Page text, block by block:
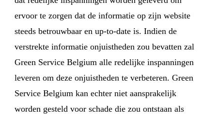
ervoor te zorgen dat de informatie op zijn website
steeds betrouwbaar en up-to-date is. Indien de
verstrekte informatie onjuistheden zou bevatten zal
Green Service Belgium alle redelijke inspanningen
leveren om deze onjuistheden te verbeteren. Green
Service Belgium kan echter niet aansprakelijk
worden gesteld voor schade die zou ontstaan als